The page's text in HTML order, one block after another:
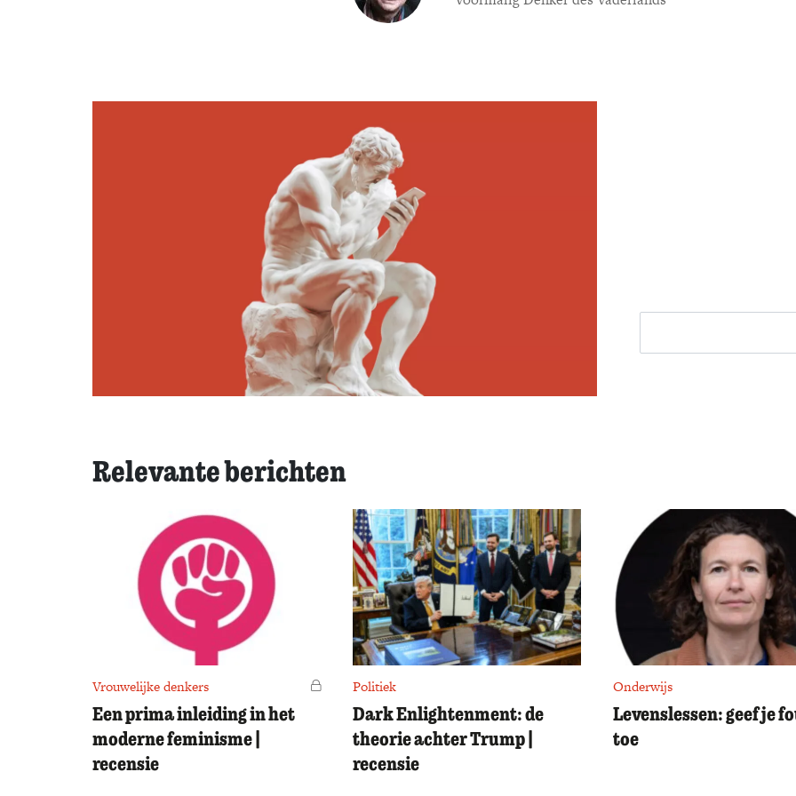
Relevante berichten
Vrouwelijke denkers Voor leden
Een prima inleiding in het
moderne feminisme |
recensie
Politiek
Dark Enlightenment: de
theorie achter Trump |
recensie
Onderwijs
Levenslessen: geef je
toe